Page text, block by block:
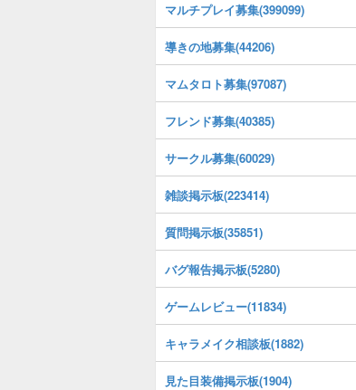
マルチプレイ募集(399099)
導きの地募集(44206)
マムタロト募集(97087)
フレンド募集(40385)
サークル募集(60029)
雑談掲示板(223414)
質問掲示板(35851)
バグ報告掲示板(5280)
ゲームレビュー(11834)
キャラメイク相談板(1882)
見た目装備掲示板(1904)